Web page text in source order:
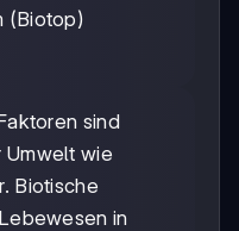
(Biotop)
sind
wie
Biotische
in